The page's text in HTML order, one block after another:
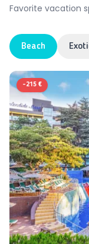
Favorite vacation
Beach
-215 €